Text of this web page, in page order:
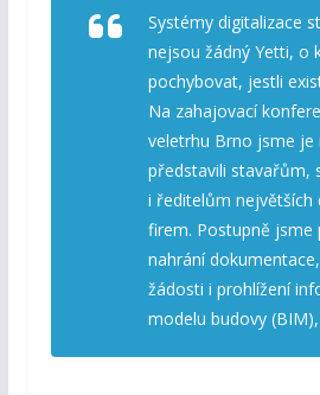
Systémy digitalizace
nejsou žádný Yetti, o
pochybovat, jestli
Na zahajovací
veletrhu Brno jsme je
představili stavařům,
i ředitelům největších
firem. Postupně jsme
nahrání
žádosti i prohlížení
modelu budovy (BIM),